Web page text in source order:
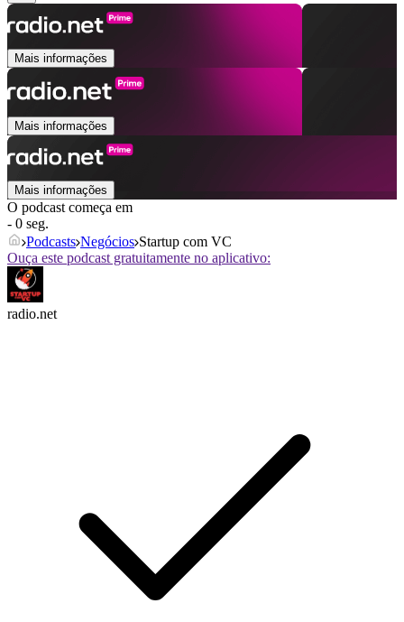
Mais informações
Mais informações
Mais informações
O podcast começa em
- 0 seg.
Podcasts Negócios Startup com VC
Ouça este podcast gratuitamente no aplicativo:
radio.net